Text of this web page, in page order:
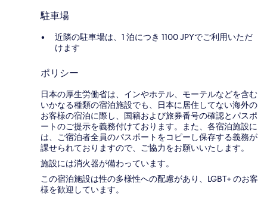
駐車場
近隣の駐車場は、1 泊につき 1100 JPYでご利用いただ
けます
ポリシー
日本の厚生労働省は、インやホテル、モーテルなどを含む
いかなる種類の宿泊施設でも、日本に​居住してない海外の
お客様の宿泊に際し、国籍および旅券番号の確認とパスポ
ートのご提示を義務付け​ております。また、各宿泊施設に
は、ご宿泊者全員のパスポートをコピーし保存する義務が
課せられておりますの​で、ご協力をお願いいたします。
施設には消火器が備わっています。
この宿泊施設は性の多様性への配慮があり、LGBT+ のお客
様を歓迎しています。